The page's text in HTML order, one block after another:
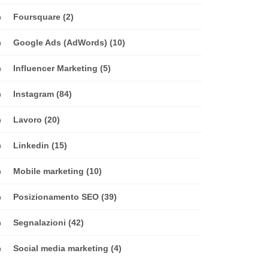
Foursquare (2)
Google Ads (AdWords) (10)
Influencer Marketing (5)
Instagram (84)
Lavoro (20)
Linkedin (15)
Mobile marketing (10)
Posizionamento SEO (39)
Segnalazioni (42)
Social media marketing (4)